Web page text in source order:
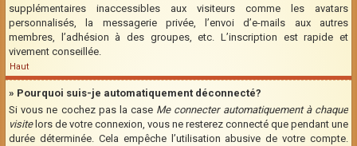
supplémentaires inaccessibles aux visiteurs comme les avatars
personnalisés, la messagerie privée, l’envoi d’e-mails aux autres
membres, l’adhésion à des groupes, etc. L’inscription est rapide et
vivement conseillée.
Haut
» Pourquoi suis-je automatiquement déconnecté?
Si vous ne cochez pas la case Me connecter automatiquement à chaque
visitelors de votre connexion, vous ne resterez connecté que pendant une
durée déterminée. Cela empêche l’utilisation abusive de votre compte.